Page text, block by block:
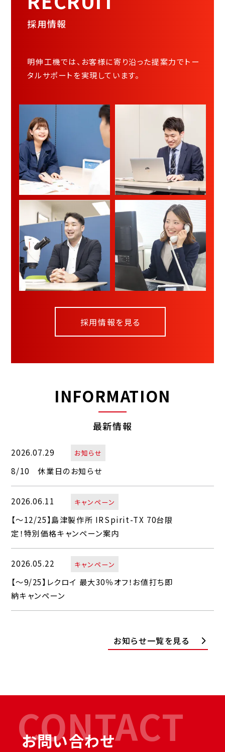
採用情報
明伸工機では、お客様に寄り沿った提案力でトー
タルサポートを実現しています。
採用情報を見る
INFORMATION
最新情報
2026.07.29 お知らせ
8/10 休業日のお知らせ
2026.06.11 キャンペーン
【～12/25】島津製作所 IRSpirit-TX 70台限
定！特別価格キャンペーン案内
2026.05.22 キャンペーン
【～9/25】レクロイ 最大30％オフ！お値打ち即
納キャンペーン
お知らせ一覧を見る
CONTACT
お問い合わせ